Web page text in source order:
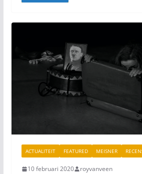
ACTUALITEIT FEATURED MEISNER
10 februari 2020 royvanveen